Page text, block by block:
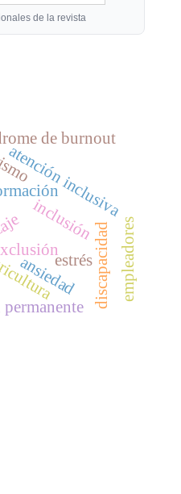
de la revista
atención inclusiva
inclusión
discapacidad
estrés
ansiedad
de burnout
empleadores